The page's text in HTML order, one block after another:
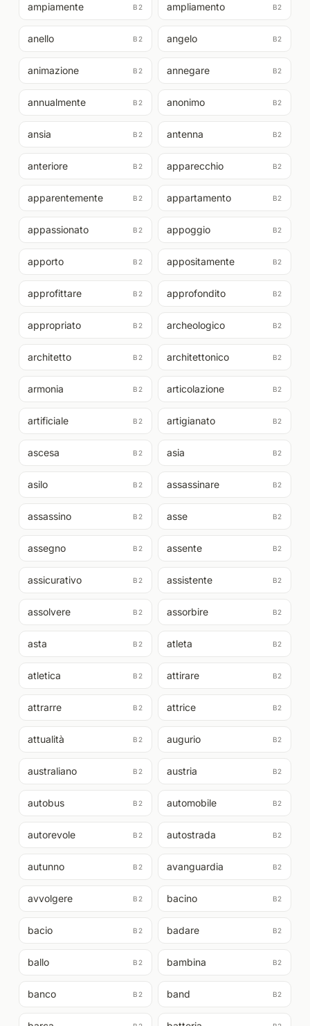
ampiamente B2 ampliamento B2
anello B2 angelo B2
animazione B2 annegare B2
annualmente B2 anonimo B2
ansia B2 antenna B2
anteriore B2 apparecchio B2
apparentemente B2 appartamento B2
appassionato B2 appoggio B2
apporto B2 appositamente B2
approfittare B2 approfondito B2
appropriato B2 archeologico B2
architetto B2 architettonico B2
armonia B2 articolazione B2
artificiale B2 artigianato B2
ascesa B2 asia B2
asilo B2 assassinare B2
assassino B2 asse B2
assegno B2 assente B2
assicurativo B2 assistente B2
assolvere B2 assorbire B2
asta B2 atleta B2
atletica B2 attirare B2
attrarre B2 attrice B2
attualità B2 augurio B2
australiano B2 austria B2
autobus B2 automobile B2
autorevole B2 autostrada B2
autunno B2 avanguardia B2
avvolgere B2 bacino B2
bacio B2 badare B2
ballo B2 bambina B2
banco B2 band B2